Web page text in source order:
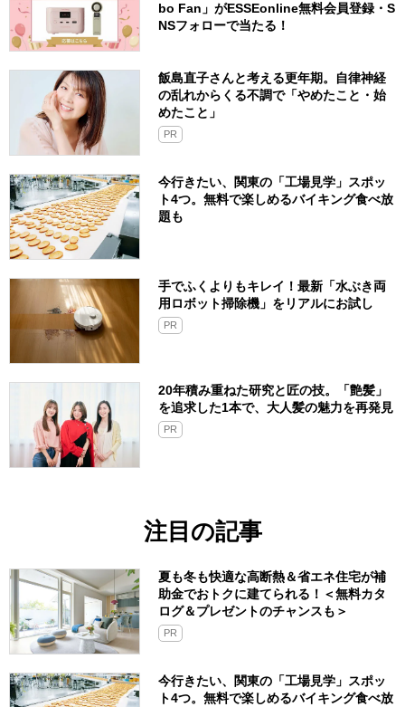
bo Fan」がESSEonline無料会員登録・S
NSフォローで当たる！
飯島直子さんと考える更年期。自律神経
の乱れからくる不調で「やめたこと・始
めたこと」
PR
今行きたい、関東の「工場見学」スポッ
ト4つ。無料で楽しめるバイキング食べ放
題も
手でふくよりもキレイ！最新「水ぶき両
用ロボット掃除機」をリアルにお試し
PR
20年積み重ねた研究と匠の技。「艶髪」
を追求した1本で、大人髪の魅力を再発見
PR
注目の記事
夏も冬も快適な高断熱＆省エネ住宅が補
助金でおトクに建てられる！＜無料カタ
ログ＆プレゼントのチャンスも＞
PR
今行きたい、関東の「工場見学」スポッ
ト4つ。無料で楽しめるバイキング食べ放